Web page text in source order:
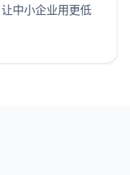
中小企业用更低